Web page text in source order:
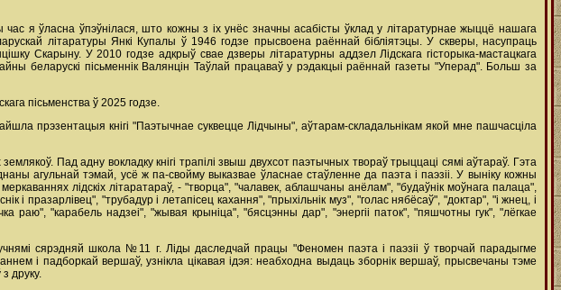
я ўласна ўпэўнілася, што кожны з іх унёс значны асабісты ўклад у літаратурнае жыццё нашага
літаратуры Янкі Купалы ў 1946 годзе прысвоена раённай бібліятэцы. У скверы, насупраць
Скарыну. У 2010 годзе адкрыў свае дзверы літаратурны аддзел Лідскага гісторыка-мастацкага
беларускі пісьменнік Валянцін Таўлай працаваў у рэдакцыі раённай газеты "Уперад". Больш за
пісьменства ў 2025 годзе.
прэзентацыя кнігі "Паэтычнае суквецце Лідчыны", аўтарам-складальнікам якой мне пашчасціла
Пад адну вокладку кнігі трапілі звыш двухсот паэтычных твораў трыццаці сямі аўтараў. Гэта
агульнай тэмай, усё ж па-свойму выказвае ўласнае стаўленне да паэта і паэзіі. У выніку кожны
лідскіх літаратараў, - "творца", "чалавек, аблашчаны анёлам", "будаўнік моўнага палаца",
і празарлівец", "трубадур і летапісец кахання", "прыхільнік муз", "голас нябёсаў", "доктар", "і жнец, і
раю", "карабель надзеі", "жывая крыніца", "бясцэнны дар", "энергіі паток", "пяшчотны гук", "лёгкае
сярэдняй школа №11 г. Ліды даследчай працы "Феномен паэта і паэзіі ў творчай парадыгме
і падборкай вершаў, узнікла цікавая ідэя: неабходна выдаць зборнік вершаў, прысвечаны тэме
друку.